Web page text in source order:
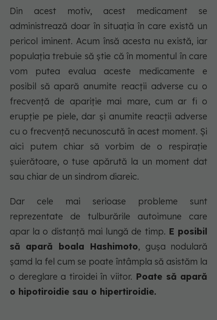
Din acest motiv, acest medicament se
administrează doar în situaţia în care există un
pericol iminent. Acum însă acesta nu există, iar
populaţia trebuie să ştie că în momentul în care
vom putea evalua aceste medicamente e
posibil să apară anumite reacţii adverse cu o
frecvenţă de apariţie mai mare, cum ar fi o
erupţie pe piele, dar şi anumite reacţii adverse
cu o frecvenţă necunoscută în acest moment. Şi
aici putem chiar să vorbim de o respiraţie
şuierătoare, o tuse apărută la un moment dat
sau chiar de un sindrom diareic.
Dar cele mai serioase probleme sunt
reprezentate de tulburările autoimune care
apar la o distanţă mai lungă de timp. E posibil
să apară boala Hashimoto, guşa nodulară
şamd la fel cum se poate întâmpla să asistăm la
o dereglare a tiroidei în viitor. Poate să apară
o hipotiroidie sau o hipertiroidie.